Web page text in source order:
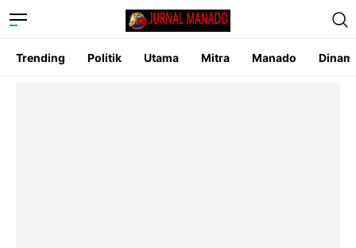
Trending Politik Utama Mitra Manado